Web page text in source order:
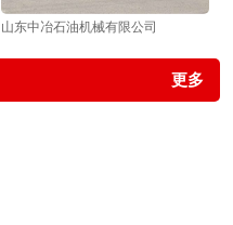
山东中冶石油机械有限公司
更多